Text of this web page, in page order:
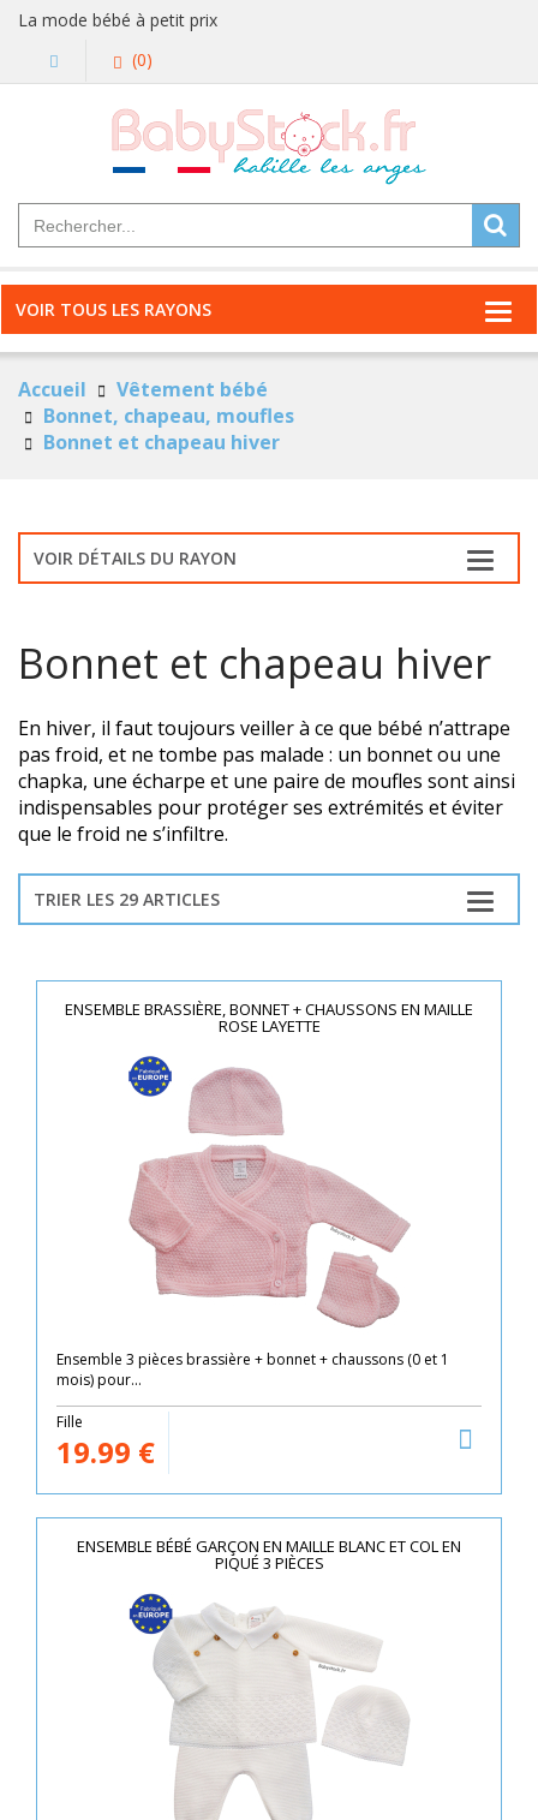
La mode bébé à petit prix
(0)
VOIR TOUS LES RAYONS
Accueil
Vêtement bébé
Bonnet, chapeau, moufles
Bonnet et chapeau hiver
VOIR DÉTAILS DU RAYON
Bonnet et chapeau hiver
En hiver, il faut toujours veiller à ce que bébé n’attrape
pas froid, et ne tombe pas malade : un bonnet ou une
chapka, une écharpe et une paire de moufles sont ainsi
indispensables pour protéger ses extrémités et éviter
que le froid ne s’infiltre.
TRIER LES 29 ARTICLES
ENSEMBLE BRASSIÈRE, BONNET + CHAUSSONS EN MAILLE
ROSE LAYETTE
Ensemble 3 pièces brassière + bonnet + chaussons (0 et 1
mois) pour...
Fille
19.99 €
ENSEMBLE BÉBÉ GARÇON EN MAILLE BLANC ET COL EN
PIQUÉ 3 PIÈCES